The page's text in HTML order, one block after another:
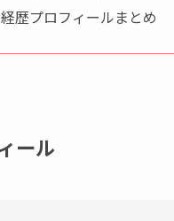
歴プロフィールまとめ
ール